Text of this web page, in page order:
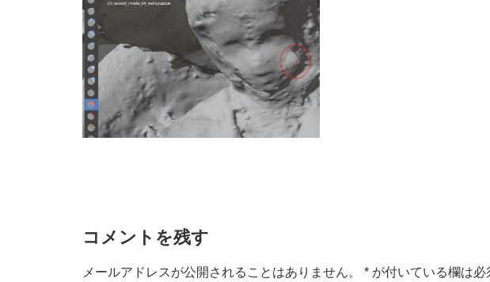
コメントを残す
メールアドレスが公開されることはありません。 * が付いている欄は必